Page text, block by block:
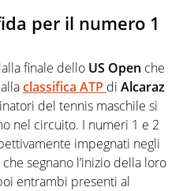
per il numero 1
finale dello US Open che
classifica ATP di Alcaraz
del tennis maschile si
nel circuito. I numeri 1 e 2
impegnati negli
che segnano l’inizio della loro
entrambi presenti al